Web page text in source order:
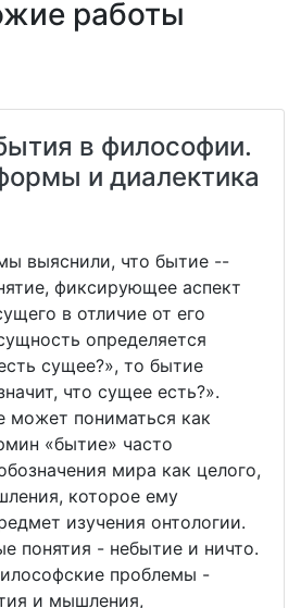
работы
в философии.
и диалектика
выяснили, что бытие --
фиксирующее аспект
в отличие от его
определяется
сущее?», то бытие
что сущее есть?».
может пониматься как
«бытие» часто
мира как целого,
которое ему
изучения онтологии.
понятия - небытие и ничто.
проблемы -
и мышления,